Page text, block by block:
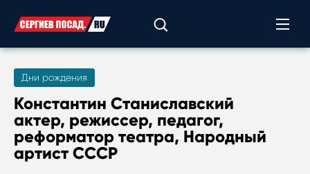
Дни рождения
Константин Станиславский
актер, режиссер, педагог,
реформатор театра, Народный
артист СССР